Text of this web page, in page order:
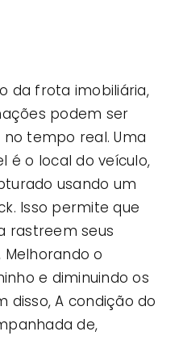
da frota imobiliária,
podem ser
tempo real. Uma
é o local do veículo,
usando um
Isso permite que
rastreem seus
Melhorando o
e diminuindo os
disso, A condição do
de,